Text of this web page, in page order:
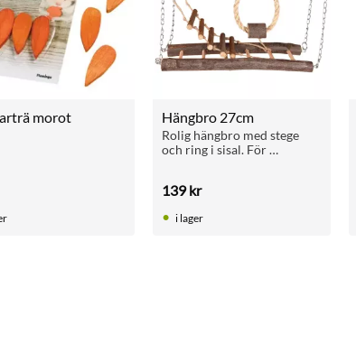
morot Hängbro 27cm
Rolig hängbro med stege
och ring i sisal. För
utforska.
139kr
i lager